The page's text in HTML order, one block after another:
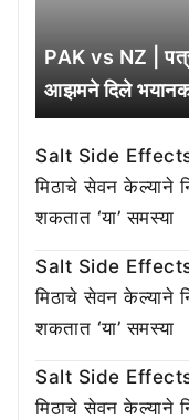
PAK vs NZ |
आझमने दिले भयानक
Salt Side Effects
मिठाचे सेवन केल्याने
शकतात ‘या’ समस्या
Salt Side Effects
मिठाचे सेवन केल्याने
शकतात ‘या’ समस्या
Salt Side Effects
मिठाचे सेवन केल्याने